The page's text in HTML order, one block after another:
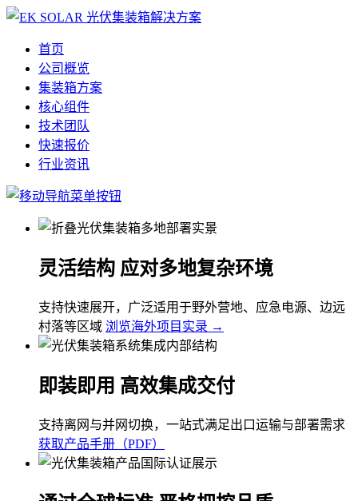
首页
公司概览
集装箱方案
核心组件
技术团队
快速报价
行业资讯
灵活结构 应对多地复杂环境
支持快速展开，广泛适用于野外营地、应急电源、边远
村落等区域 浏览海外项目实录 →
即装即用 高效集成交付
支持离网与并网切换，一站式满足出口运输与部署需求
获取产品手册（PDF）